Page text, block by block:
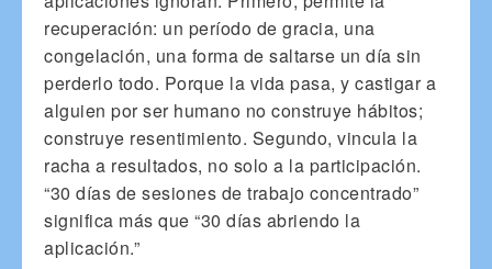
recuperación: un período de gracia, una
congelación, una forma de saltarse un día sin
perderlo todo. Porque la vida pasa, y castigar a
alguien por ser humano no construye hábitos;
construye resentimiento. Segundo, vincula la
racha a resultados, no solo a la participación.
“30 días de sesiones de trabajo concentrado”
significa más que “30 días abriendo la
aplicación.”